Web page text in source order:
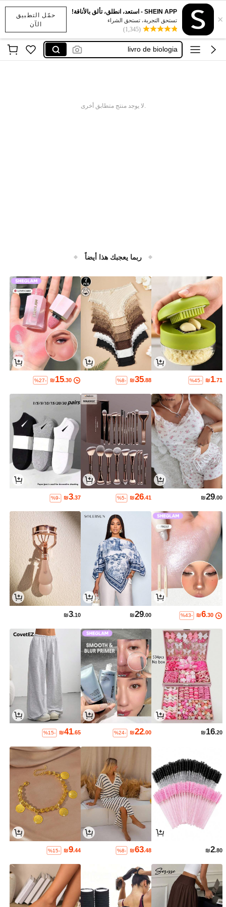
حمّل التطبيق
الآن
×
SHEIN APP - استعد، انطلق، تألق بالأناقة!
تستحق التجربة، تستحق الشراء
(1,345)
اديداس رجال
computer student
livro de biologia
computer student
.لا يوجد منتج متطابق أخرى
ربما يعجبك هذا أيضاً
₪1.71
%45-
₪35.88
%8-
₪15.30
%27-
₪29.00
₪26.41
%5-
₪3.37
%9-
₪6.30
%43-
₪29.00
₪3.10
₪16.20
₪22.00
%24-
₪41.65
%15-
₪2.80
₪63.48
%8-
₪9.44
%15-